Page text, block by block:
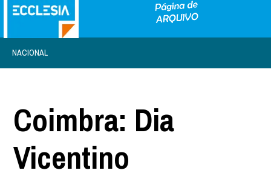
NACIONAL
Coimbra: Dia
Vicentino